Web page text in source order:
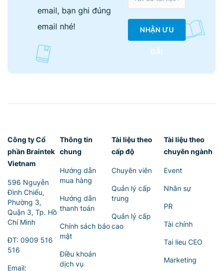
email, bạn ghi đúng
email nhé!
NHẬN ƯU
ĐÃI
Công ty Cổ
phần Braintek
Vietnam
596 Nguyễn
Đình Chiểu,
Phường 3,
Quận 3, Tp. Hồ
Chí Minh
ĐT: 0909 516
516
Email:
Thông tin
chung
Hướng dẫn
mua hàng
Hướng dẫn
thanh toán
Chính sách bảo
mật
Điều khoản
dịch vụ
Tài liệu theo
cấp độ
Chuyên viên
Quản lý cấp
trung
Quản lý cấp
cao
Tài liệu theo
chuyên ngành
Event
Nhân sự
PR
Tài chính
Tai lieu CEO
Marketing